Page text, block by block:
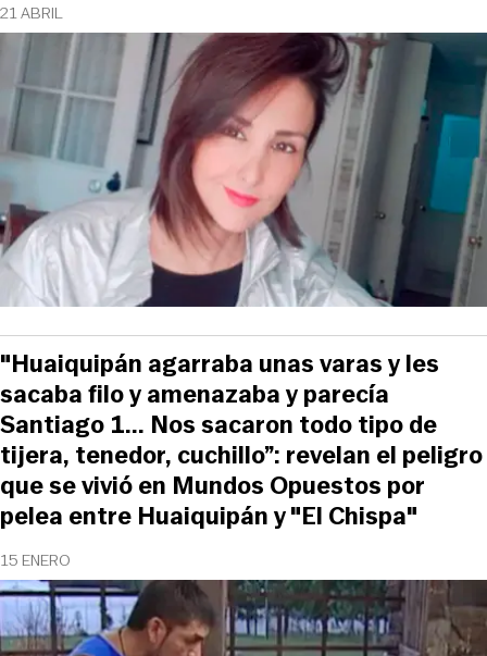
21 ABRIL
15 ENERO
"Huaiquipán agarraba unas varas y les
sacaba filo y amenazaba y parecía
Santiago 1... Nos sacaron todo tipo de
tijera, tenedor, cuchillo”: revelan el peligro
que se vivió en Mundos Opuestos por
pelea entre Huaiquipán y "El Chispa"